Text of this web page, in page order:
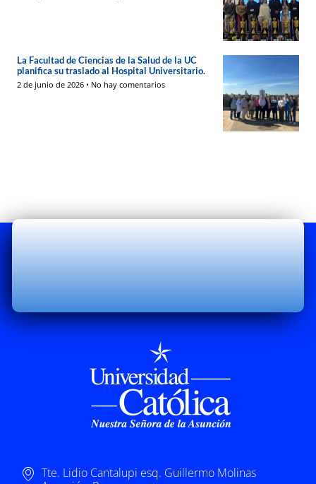
La Facultad de Ciencias de la Salud de la UC
planifica su traslado al Hospital Universitario.
2 de junio de 2026 No hay comentarios
Tte. Lidio Cantalupi esq. Guillermo Molinas